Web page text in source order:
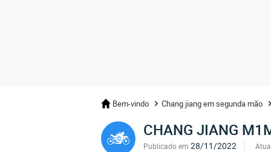
Bem-vindo Chang jiang em segunda mão
CHANG JIANG
Publicado em 28/11/2022